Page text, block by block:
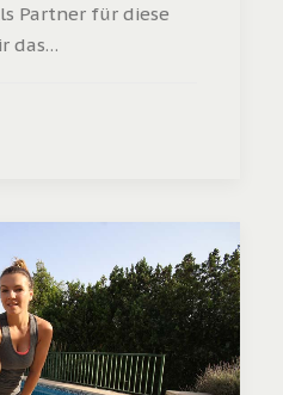
Partner für diese
das…